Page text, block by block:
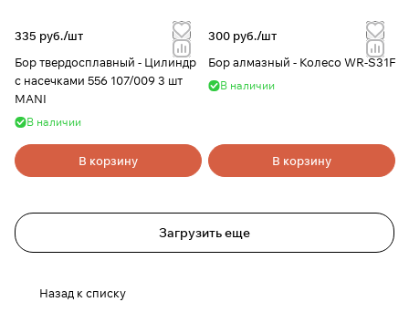
335 руб./шт
Бор твердосплавный - Цилиндр
с насечками 556 107/009 3 шт
MANI
В наличии
В корзину
300 руб./шт
Бор алмазный - Колесо WR-S31F
В наличии
В корзину
Загрузить еще
Назад к списку